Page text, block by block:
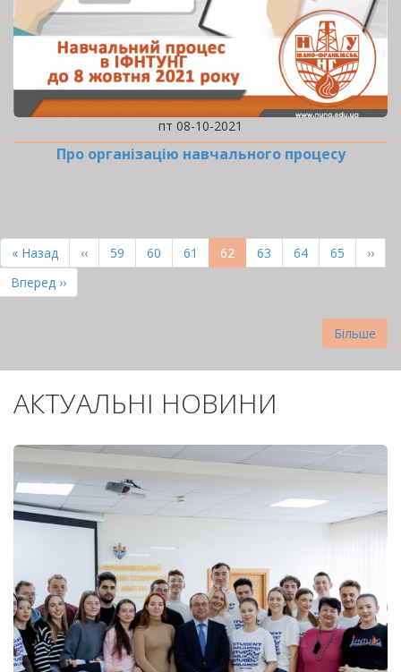
пт 08-10-2021
Про організацію навчального процесу
НА
СТОРІНКИ
Перша
сторінка
« Назад
Попередня
сторінка
‹‹ Page
59 Page
60 Page
61
Поточна
сторінка
62 Page
63 Page
64 Page
65
››
Остання
сторінка
Вперед ››
Більше
АКТУАЛЬНІ НОВИНИ